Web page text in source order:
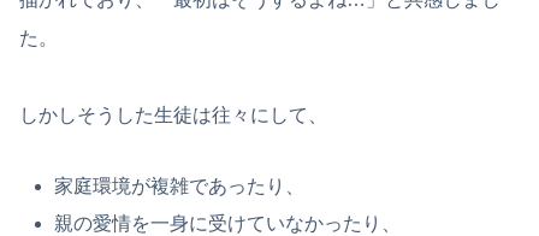
た。
しかしそうした生徒は往々にして、
家庭環境が複雑であったり、
親の愛情を一身に受けていなかったり、